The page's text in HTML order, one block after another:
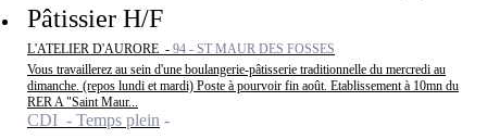
Pâtissier H/F
L'ATELIER D'AURORE - 94 - ST MAUR DES FOSSES
Vous travaillerez au sein d'une boulangerie-pâtisserie traditionnelle du mercredi au
dimanche. (repos lundi et mardi) Poste à pourvoir fin août. Etablissement à 10mn du
RER A "Saint Maur...
CDI - Temps plein